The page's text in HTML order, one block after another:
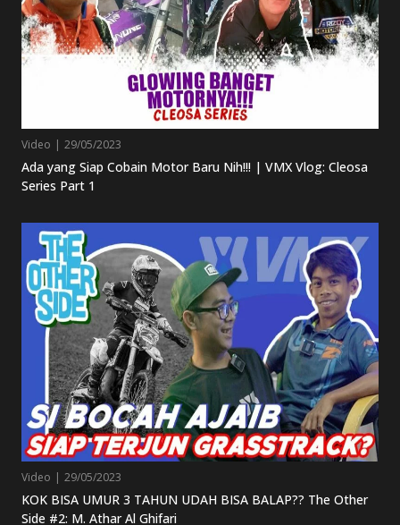
Video | 29/05/2023
Ada yang Siap Cobain Motor Baru Nih!!! | VMX Vlog: Cleosa
Series Part 1
Video | 29/05/2023
KOK BISA UMUR 3 TAHUN UDAH BISA BALAP?? The Other
Side #2: M. Athar Al Ghifari